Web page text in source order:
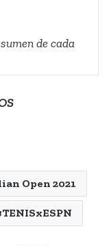
de cada
Open 2021
TENISxESPN